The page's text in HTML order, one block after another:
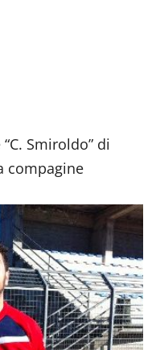
Smiroldo” di
compagine